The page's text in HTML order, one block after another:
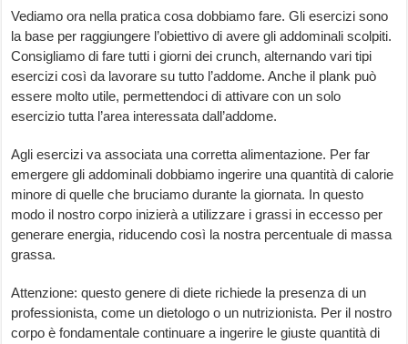
Vediamo ora nella pratica cosa dobbiamo fare. Gli esercizi sono
la base per raggiungere l’obiettivo di avere gli addominali scolpiti.
Consigliamo di fare tutti i giorni dei crunch, alternando vari tipi
esercizi così da lavorare su tutto l’addome. Anche il plank può
essere molto utile, permettendoci di attivare con un solo
esercizio tutta l’area interessata dall’addome.
Agli esercizi va associata una corretta alimentazione. Per far
emergere gli addominali dobbiamo ingerire una quantità di calorie
minore di quelle che bruciamo durante la giornata. In questo
modo il nostro corpo inizierà a utilizzare i grassi in eccesso per
generare energia, riducendo così la nostra percentuale di massa
grassa.
Attenzione: questo genere di diete richiede la presenza di un
professionista, come un dietologo o un nutrizionista. Per il nostro
corpo è fondamentale continuare a ingerire le giuste quantità di